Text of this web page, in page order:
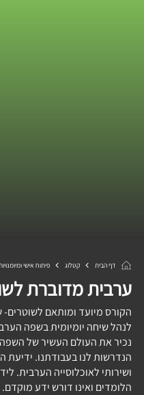
דף הבית קטלוג פיתוח אישי
ערבית מדוברת
הקורס מיועד ומותאם לשוטרים-
לנהל שיחה יומיומית בשפה
נכיר את העולם העשיר של
הנדרשות לנו בעבודתנו.
ושירותי לאוכלוסייה הערבית.
הלומדים ואינו דורש ידע מוקדם.